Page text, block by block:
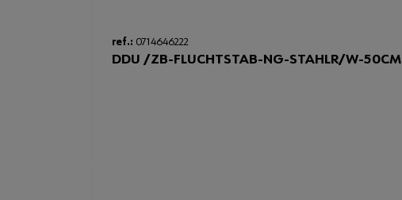
ref.: 0714646222
DDU /ZB-FLUCHTSTAB-NG-STAHLR/W-50CM